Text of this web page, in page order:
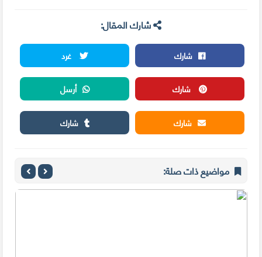
شارك المقال:
شارك
غرد
شارك
أرسل
شارك
شارك
مواضيع ذات صلة: